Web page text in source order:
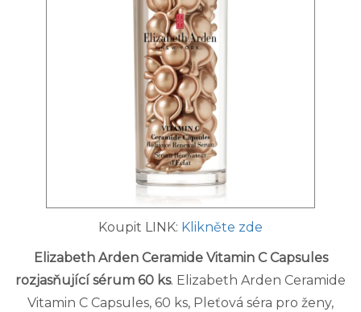
Koupit LINK: Klikněte zde
Elizabeth Arden Ceramide Vitamin C Capsules
rozjasňující sérum 60 ks. Elizabeth Arden Ceramide
Vitamin C Capsules, 60 ks, Pleťová séra pro ženy,